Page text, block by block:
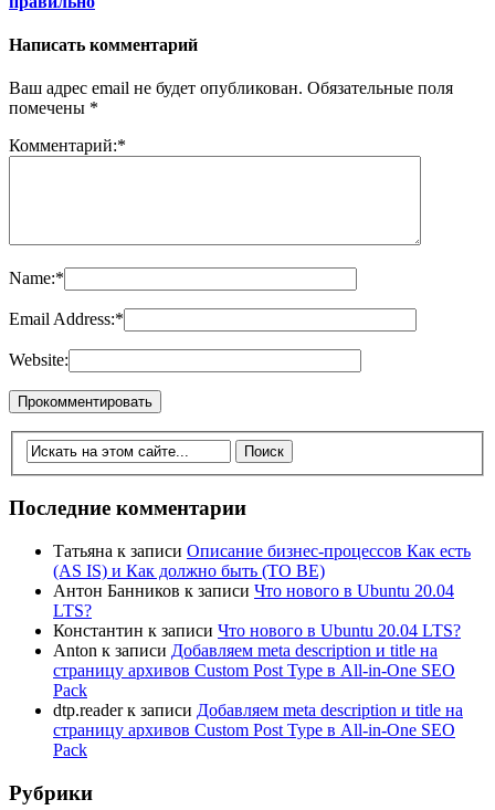
Написать комментарий
Ваш адрес email не будет опубликован. Обязательные поля
помечены *
Комментарий:*
Name:*
Email Address:*
Website:
Последние комментарии
Татьяна к записи Описание бизнес-процессов Как есть
(AS IS) и Как должно быть (TO BE)
Антон Банников к записи Что нового в Ubuntu 20.04
LTS?
Константин к записи Что нового в Ubuntu 20.04 LTS?
Anton к записи Добавляем meta description и title на
страницу архивов Custom Post Type в All-in-One SEO
Pack
dtp.readerк записи Добавляем meta description и title на
страницу архивов Custom Post Type в All-in-One SEO
Pack
Рубрики